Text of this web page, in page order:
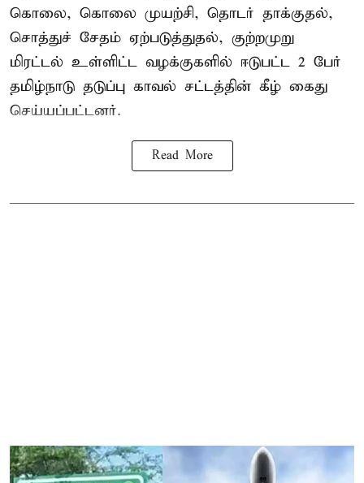
கொலை, கொலை முயற்சி, தொடர் தாக்குதல்,
சொத்துச் சேதம் ஏற்படுத்துதல், குற்றமுறு
மிரட்டல் உள்ளிட்ட வழக்குகளில் ஈடுபட்ட 2 பேர்
தமிழ்நாடு தடுப்பு காவல் சட்டத்தின் கீழ் கைது
செய்யப்பட்டனர்.
Read More